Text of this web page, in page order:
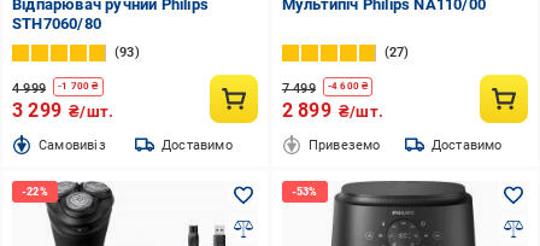
Відпарювач ручний Philips
STH7060/80
93
4 999 -1 700 ₴
3 299 ₴/шт.
Cамовивіз Доставимо
Мультипіч Philips NA110/00
27
7 499 -4 600 ₴
2 899 ₴/шт.
Привеземо Доставимо